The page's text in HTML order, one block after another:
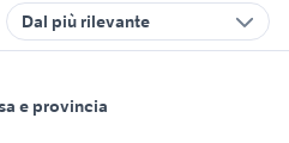
Dal più rilevante
e provincia